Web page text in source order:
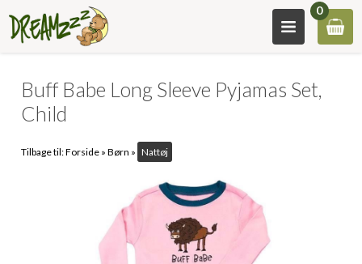
0
Buff Babe Long Sleeve Pyjamas Set,
Child
Tilbage til:Forside »Børn » Nattøj